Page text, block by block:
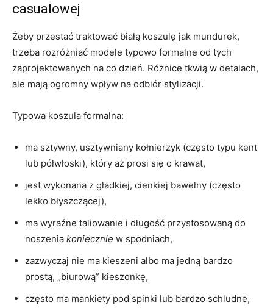
casualowej
Żeby przestać traktować białą koszulę jak mundurek,
trzeba rozróżniać modele typowo formalne od tych
zaprojektowanych na co dzień. Różnice tkwią w detalach,
ale mają ogromny wpływ na odbiór stylizacji.
Typowa koszula formalna:
ma sztywny, usztywniany kołnierzyk (często typu kent
lub półwłoski), który aż prosi się o krawat,
jest wykonana z gładkiej, cienkiej bawełny (często
lekko błyszczącej),
ma wyraźne taliowanie i długość przystosowaną do
noszenia koniecznie w spodniach,
zazwyczaj nie ma kieszeni albo ma jedną bardzo
prostą, „biurową” kieszonkę,
często ma mankiety pod spinki lub bardzo schludne,